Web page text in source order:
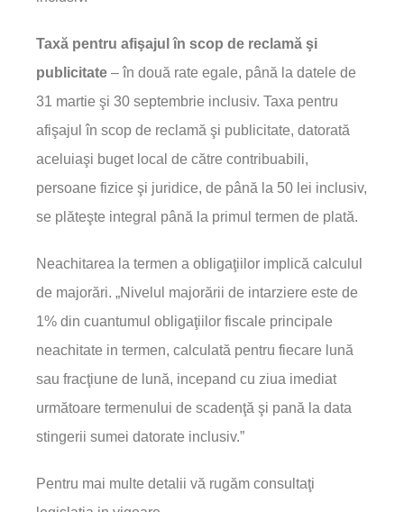
Taxă pentru afişajul în scop de reclamă şi
publicitate – în două rate egale, până la datele de
31 martie şi 30 septembrie inclusiv. Taxa pentru
afişajul în scop de reclamă şi publicitate, datorată
aceluiaşi buget local de către contribuabili,
persoane fizice şi juridice, de până la 50 lei inclusiv,
se plăteşte integral până la primul termen de plată.
Neachitarea la termen a obligaţiilor implică calculul
de majorări. „Nivelul majorării de intarziere este de
1% din cuantumul obligaţiilor fiscale principale
neachitate in termen, calculată pentru fiecare lună
sau fracţiune de lună, incepand cu ziua imediat
următoare termenului de scadenţă şi pană la data
stingerii sumei datorate inclusiv.”
Pentru mai multe detalii vă rugăm consultaţi